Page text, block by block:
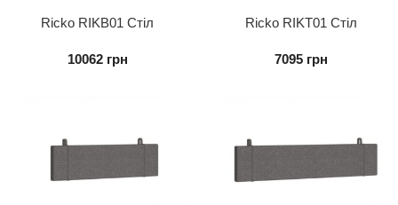
Ricko RIKB01 Стіл
10062 грн
Ricko RIKT01 Стіл
7095 грн